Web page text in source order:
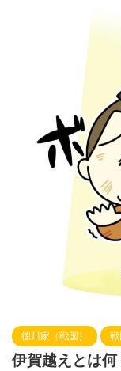
徳川家（戦国）
伊賀越えとは